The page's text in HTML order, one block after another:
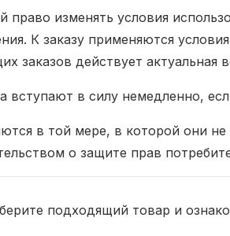
право изменять условия
К заказу применяются
заказов действует актуальная
вступают в силу немедленно,
в той мере, в которой они
о защите прав
подходящий товар и